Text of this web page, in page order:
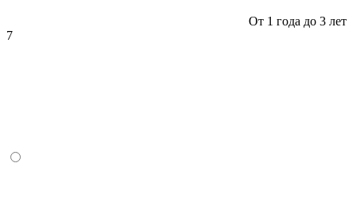
От 1 года до 3 лет
7